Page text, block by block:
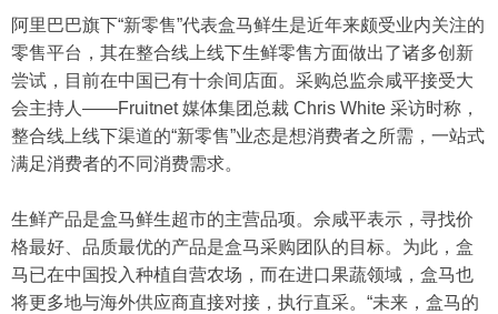
阿里巴巴旗下“新零售”代表盒马鲜生是近年来颇受业内关注的
零售平台，其在整合线上线下生鲜零售方面做出了诸多创新
尝试，目前在中国已有十余间店面。采购总监佘咸平接受大
会主持人——Fruitnet 媒体集团总裁 Chris White 采访时称，
整合线上线下渠道的“新零售”业态是想消费者之所需，一站式
满足消费者的不同消费需求。
生鲜产品是盒马鲜生超市的主营品项。佘咸平表示，寻找价
格最好、品质最优的产品是盒马采购团队的目标。为此，盒
马已在中国投入种植自营农场，而在进口果蔬领域，盒马也
将更多地与海外供应商直接对接，执行直采。“未来，盒马的